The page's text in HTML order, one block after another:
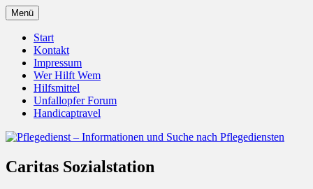
Zum
Inhalt
springen
Pflegedienst – Informationen
und Suche nach Pflegediensten
Unfallopfer – Hilfswerk
Menü
Start
Kontakt
Impressum
Wer Hilft Wem
Hilfsmittel
Unfallopfer Forum
Handicaptravel
Caritas Sozialstation